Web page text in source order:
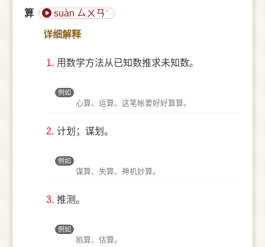
算 suàn ㄙㄨㄢˋ
详细解释
1. 用数学方法从已知数推求未知数。
例如
心算、运算、这笔帐要好好算算。
2. 计划；谋划。
例如
谋算、失算、神机妙算。
3. 推测。
例如
掐算、估算。